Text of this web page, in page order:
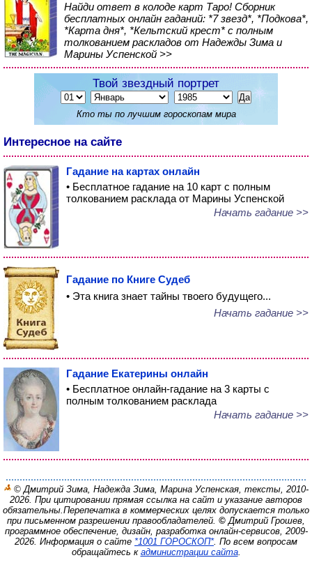
Найди ответ в колоде карт Таро! Сборник
бесплатных онлайн гаданий: *7 звезд*, *Подкова*,
*Карта дня*, *Кельтский крест* с полным
толкованием раскладов от Надежды Зима и
Марины Успенской >>
Твой звездный портрет
Кто ты по лучшим гороскопам мира
Интересное на сайте
Гадание на картах онлайн
• Бесплатное гадание на 10 карт с полным
толкованием расклада от Марины Успенской
Начать гадание >>
Гадание по Книге Судеб
• Эта книга знает тайны твоего будущего...
Начать гадание >>
Гадание Екатерины онлайн
• Бесплатное онлайн-гадание на 3 карты с
полным толкованием расклада
Начать гадание >>
© Дмитрий Зима, Надежда Зима, Марина Успенская, тексты, 2010-
2026. При цитировании прямая ссылка на сайт и указание авторов
обязательны.Перепечатка в коммерческих целях допускается только
при письменном разрешении правообладателей. © Дмитрий Грошев,
программное обеспечение, дизайн, разработка онлайн-сервисов, 2009-
2026. Информация о сайте *1001 ГОРОСКОП*. По всем вопросам
обращайтесь к администрации сайта.